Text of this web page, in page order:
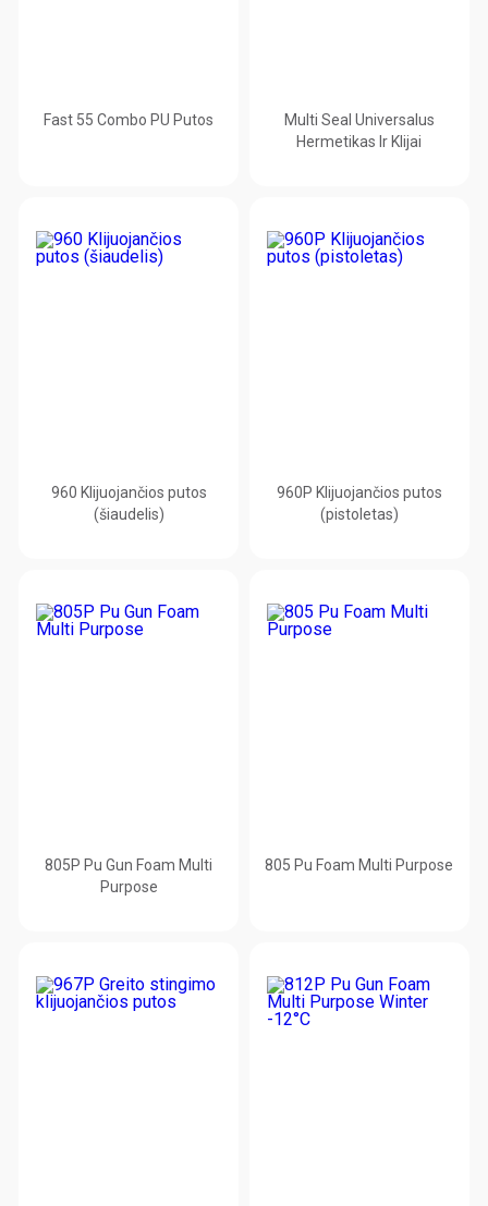
Fast 55 Combo PU Putos
Multi Seal Universalus
Hermetikas Ir Klijai
960 Klijuojančios putos
(šiaudelis)
960P Klijuojančios putos
(pistoletas)
805P Pu Gun Foam Multi
Purpose
805 Pu Foam Multi Purpose